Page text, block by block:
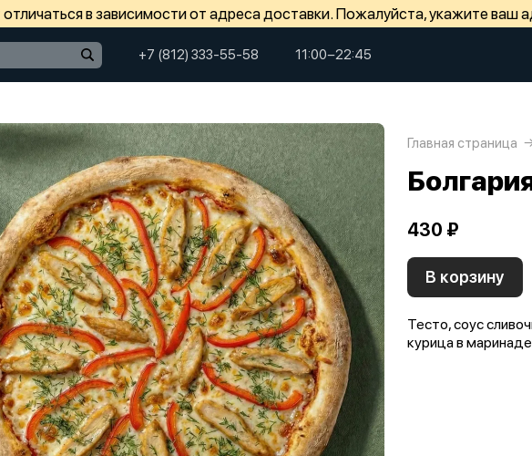
в зависимости от адреса доставки. Пожалуйста, укажите ваш
+7 (812) 333-55-58 11:00−22:45
Главная страница
430 ₽
В корзину
Тесто, соус
курица в